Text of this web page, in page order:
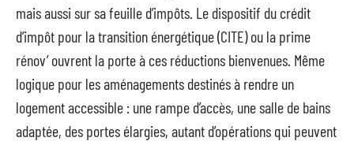
mais aussi sur sa feuille d’impôts. Le dispositif du crédit
d’impôt pour la transition énergétique (CITE) ou la prime
rénov’ ouvrent la porte à ces réductions bienvenues. Même
logique pour les aménagements destinés à rendre un
logement accessible : une rampe d’accès, une salle de bains
adaptée, des portes élargies, autant d’opérations qui peuvent